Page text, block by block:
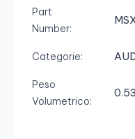
Part
Number:
Categorie:
Peso
Volumetrico: